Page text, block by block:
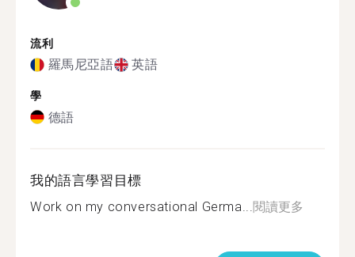
流利
羅馬尼亞語 英語
學
德語
我的語言學習目標
Work on my conversational Germa... 閱讀更多